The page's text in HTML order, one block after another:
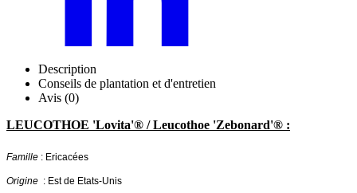
Description
Conseils de plantation et d'entretien
Avis (0)
LEUCOTHOE 'Lovita'® / Leucothoe 'Zebonard'® :
Famille : Ericacées
Origine : Est de Etats-Unis